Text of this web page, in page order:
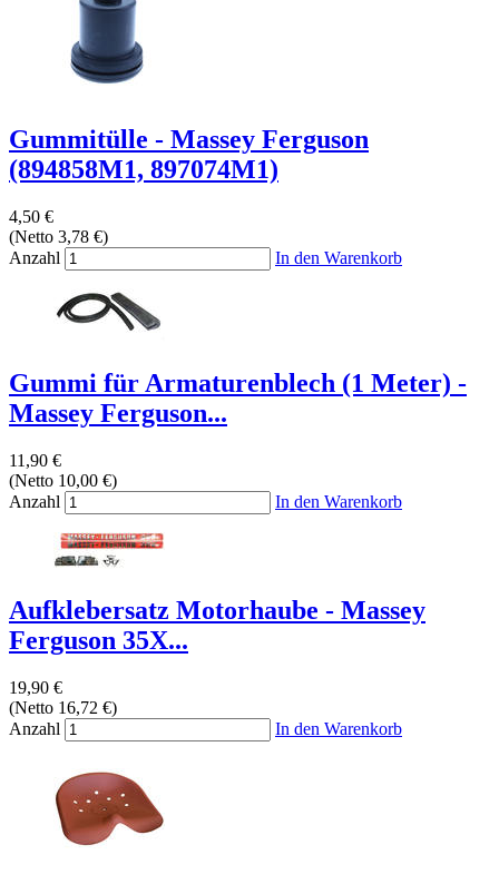
Gummitülle - Massey Ferguson
(894858M1, 897074M1)
4,50 €
(Netto 3,78 €)
Anzahl
In den Warenkorb
Gummi für Armaturenblech (1 Meter) -
Massey Ferguson...
11,90 €
(Netto 10,00 €)
Anzahl
In den Warenkorb
Aufklebersatz Motorhaube - Massey
Ferguson 35X...
19,90 €
(Netto 16,72 €)
Anzahl
In den Warenkorb